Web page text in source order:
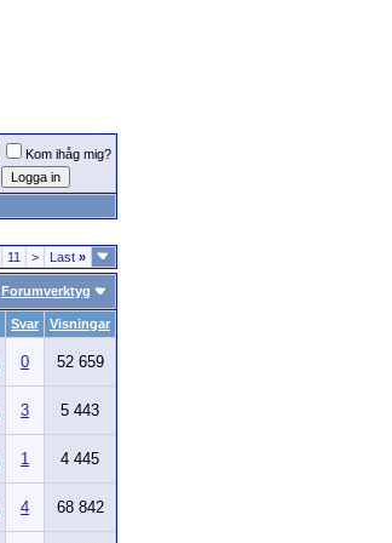
Kom ihåg mig?
11 > Last »
Forumverktyg
Svar Visningar
0 52 659
3 5 443
1 4 445
4 68 842